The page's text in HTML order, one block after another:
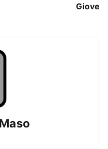
Giove